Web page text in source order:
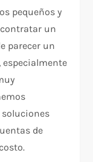
pequeños y
un
parecer un
de